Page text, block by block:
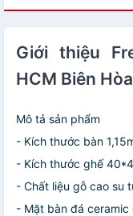
Giới thiệu
HCM Biên
Mô tả sản phẩm
- Kích thước bàn
- Kích thước ghế
- Chất liệu gỗ cao su
- Mặt bàn đá